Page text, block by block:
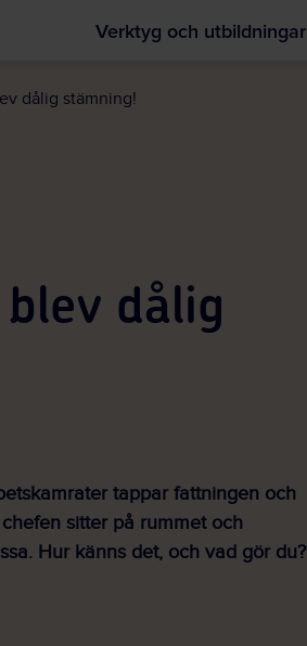
Verktyg och utbildningar
dålig stämning!
dålig
tappar fattningen och
sitter på rummet och
Hur känns det, och vad gör du?